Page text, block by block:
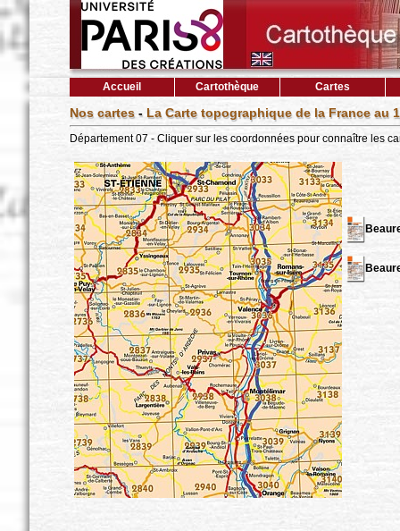
Accueil Cartothèque Cartes
Nos cartes- La Carte topographique de la France au
Département 07 - Cliquer sur les coordonnées pour connaître les